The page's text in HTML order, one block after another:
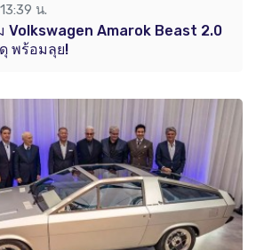
น.
Volkswagen Amarok Beast 2.0
พร้อมลุย!